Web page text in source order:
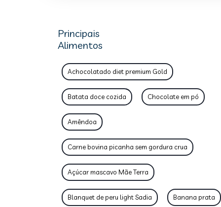
Principais
Alimentos
Achocolatado diet premium Gold
Batata doce cozida Chocolate em pó
Amêndoa
Carne bovina picanha sem gordura crua
Açúcar mascavo Mãe Terra
Blanquet de peru light Sadia Banana prata